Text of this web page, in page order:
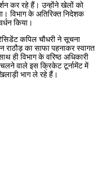
कर रहे हैं। उन्होंने खेलों को
विभाग के अतिरिक्त निदेशक
किया।
कपिल चौधरी ने सूचना
राठौड़ का साफा पहनाकर स्वागत
ही विभाग के वरिष्ठ अधिकारी
वाले इस क्रिकेट टूर्नामेंट में
भाग ले रहे हैं।